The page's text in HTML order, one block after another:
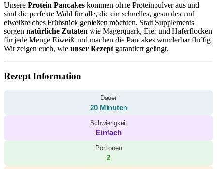
Unsere Protein Pancakes kommen ohne Proteinpulver aus und
sind die perfekte Wahl für alle, die ein schnelles, gesundes und
eiweißreiches Frühstück genießen möchten. Statt Supplements
sorgen natürliche Zutaten wie Magerquark, Eier und Haferflocken
für jede Menge Eiweiß und machen die Pancakes wunderbar fluffig.
Wir zeigen euch, wie unser Rezept garantiert gelingt.
Rezept Information
Dauer
20 Minuten
Schwierigkeit
Einfach
Portionen
2